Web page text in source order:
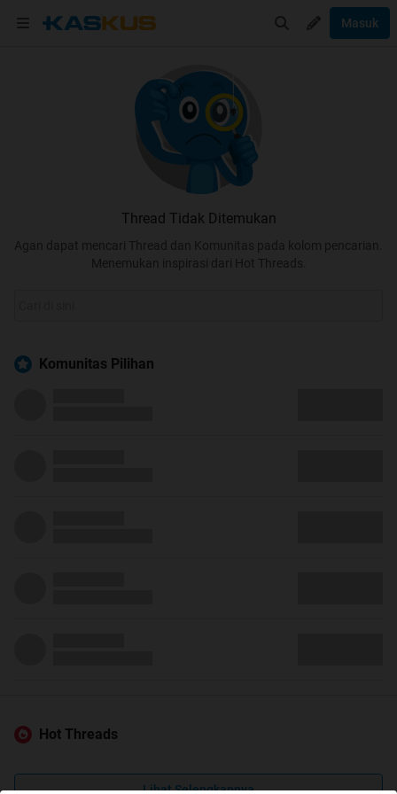
Masuk
Thread Tidak Ditemukan
Agan dapat mencari Thread dan Komunitas pada kolom pencarian.
Menemukan inspirasi dari Hot Threads.
Komunitas Pilihan
Hot Threads
Lihat Selengkapnya